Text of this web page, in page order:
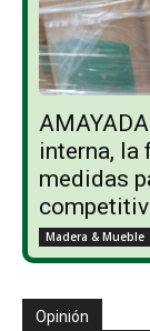
interna, la
medidas
Madera & Mueble
Opinión